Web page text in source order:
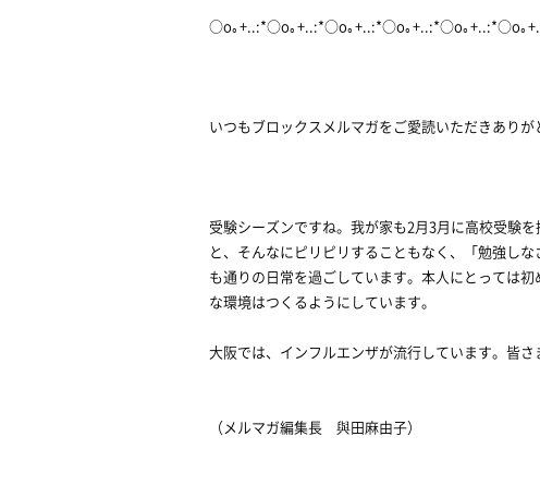
○o｡+..:*○o｡+..:*○o｡+..:*○o｡+..:*○o｡+..:*○o｡
いつもブロックスメルマガをご愛読いただきありが
受験シーズンですね。我が家も2月3月に高校受験
と、そんなにピリピリすることもなく、「勉強し
も通りの日常を過ごしています。本人にとっては
な環境はつくるようにしています。
大阪では、インフルエンザが流行しています。皆さ
（メルマガ編集長 與田麻由子）